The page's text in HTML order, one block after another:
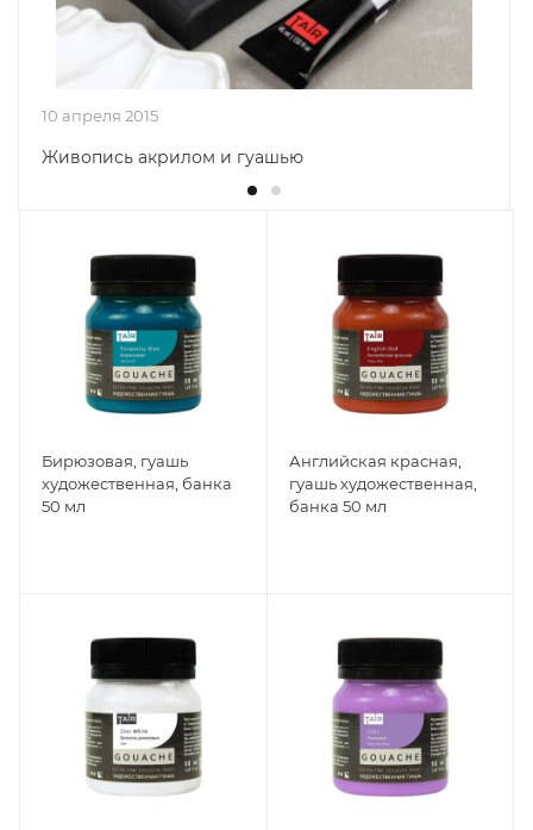
10 апреля 2015
Живопись акрилом и гуашью
Бирюзовая, гуашь
художественная, банка
50 мл
Английская красная,
гуашь художественная,
банка 50 мл